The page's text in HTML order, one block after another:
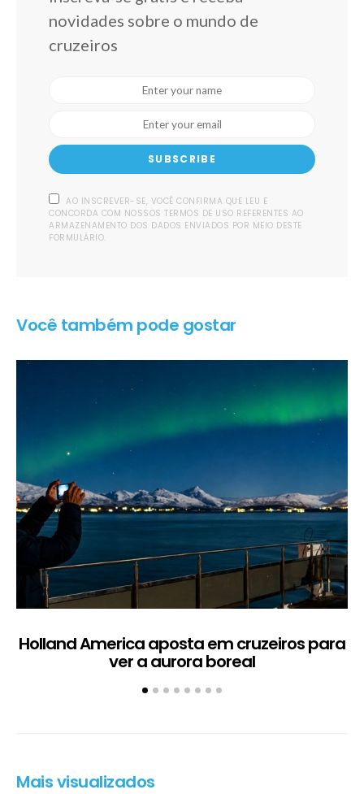
novidades sobre o mundo de
cruzeiros
SUBSCRIBE
AO INSCREVER-SE, VOCÊ CONFIRMA QUE LEU E
CONCORDA COM NOSSOS TERMOS DE USO REFERENTES AO
ARMAZENAMENTO DOS DADOS ENVIADOS POR MEIO DESTE
FORMULÁRIO.
Você também pode gostar
Holland America aposta em cruzeiros para
ver a aurora boreal
Mais visualizados